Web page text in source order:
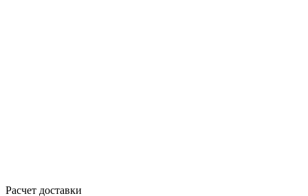
Расчет доставки